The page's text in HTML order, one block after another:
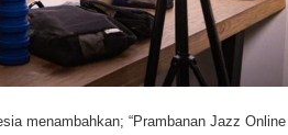
menambahkan; “Prambanan Jazz Online